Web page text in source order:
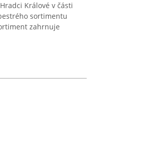
Králové v části
sortimentu
zahrnuje